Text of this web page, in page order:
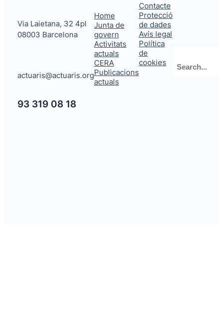
Via Laietana, 32 4pl
08003 Barcelona
actuaris@actuaris.org
93 319 08 18
Home
Junta de
govern
Activitats
actuals
CERA
Publicacions
actuals
Contacte
Protecció
de dades
Avís legal
Política
de
cookies